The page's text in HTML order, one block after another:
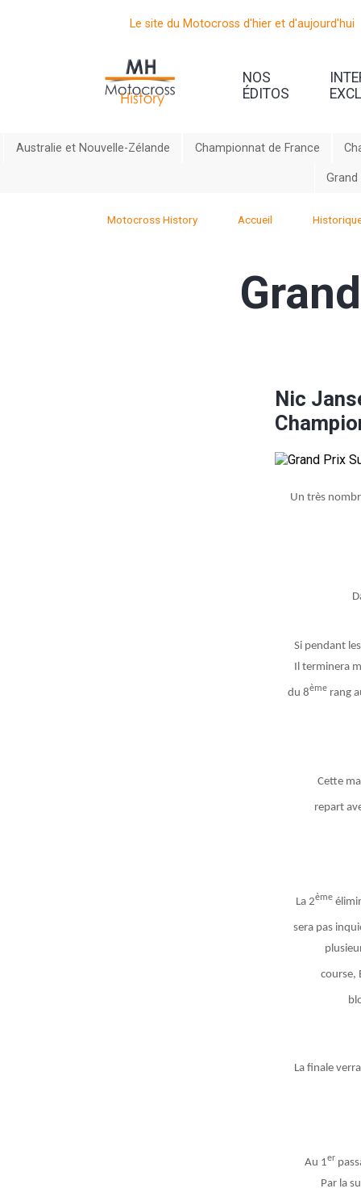
Le site du Motocross d'hier et d'aujourd'hui
NOS
ÉDITOS
Australie et Nouvelle-Zélande Championnat de France
Motocross History Accueil
Nic
Un très
Si pendant
Il terminera
du 8ème rang
Cette
repart
La 2ème
sera pas
course,
La finale
Au 1er
Par la